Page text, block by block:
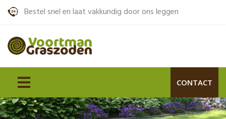
Bestel snel en laat vakkundig door ons leggen
CONTACT